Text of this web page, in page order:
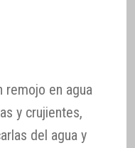
remojo en agua
y crujientes,
del agua y